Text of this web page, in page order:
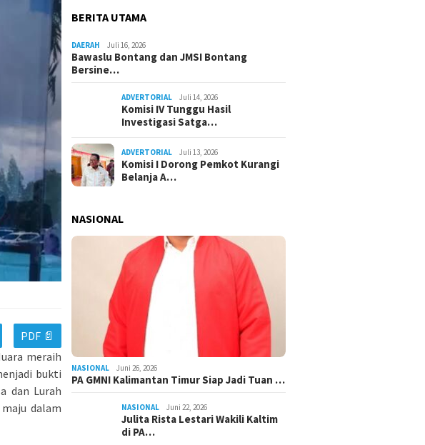
PDF 📄
meraih
bukti
dan Lurah
dalam
BERITA UTAMA
DAERAH Juli 16, 2026
Bawaslu Bontang dan JMSI Bontang
Bersine…
ADVERTORIAL Juli 14, 2026
Komisi IV Tunggu Hasil
Investigasi Satga…
ADVERTORIAL Juli 13, 2026
Komisi I Dorong Pemkot Kurangi
Belanja A…
NASIONAL
NASIONAL Juni 26, 2026
PA GMNI Kalimantan Timur Siap Jadi Tuan …
NASIONAL Juni 22, 2026
Julita Rista Lestari Wakili Kaltim
di PA…